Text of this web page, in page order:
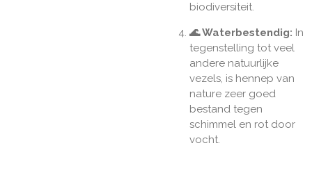
biodiversiteit.
🌊 Waterbestendig: In
tegenstelling tot veel
andere natuurlijke
vezels, is hennep van
nature zeer goed
bestand tegen
schimmel en rot door
vocht.